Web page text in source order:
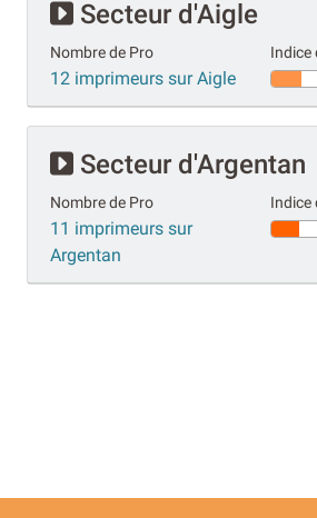
Secteur d'Aigle
Nombre de Pro
12 imprimeurs sur Aigle
Indice
Secteur d'Argentan
Nombre de Pro
11 imprimeurs sur
Argentan
Indice